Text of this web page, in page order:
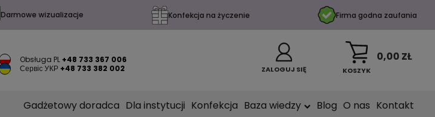
Darmowe wizualizacje Konfekcja na życzenie Firma godna zaufania
Obsługa PL +48 733 367 006
Сервіс УКР +48 733 382 002 ZALOGUJ SIĘ KOSZYK
0,00 ZŁ
Gadżetowy doradca Dla instytucji Konfekcja Baza wiedzy Blog O nas Kontakt